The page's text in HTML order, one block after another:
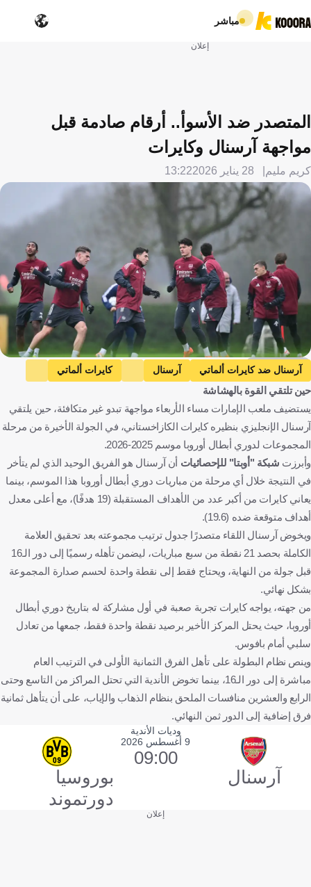
مباشر
إعلان
المتصدر ضد الأسوأ.. أرقام صادمة قبل
مواجهة آرسنال وكايرات
كريم مليم 28 يناير 2026 13:22
Getty Images
آرسنال ضد كايرات ألماتي آرسنال
كايرات ألماتي
دوري أبطال أوروبا
إنجلتراحين تلتقي القوة بالهشاشة
يستضيف ملعب الإمارات مساء الأربعاء مواجهة تبدو غير متكافئة، حين يلتقي
آرسنال الإنجليزي بنظيره كايرات الكازاخستاني، في الجولة الأخيرة من مرحلة
المجموعات لدوري أبطال أوروبا موسم 2025-2026.
وأبرزت شبكة "أوبتا" للإحصائيات أن آرسنال هو الفريق الوحيد الذي لم يتأخر
في النتيجة خلال أي مرحلة من مباريات دوري أبطال أوروبا هذا الموسم، بينما
يعاني كايرات من أكبر عدد من الأهداف المستقبلة (19 هدفًا)، مع أعلى معدل
أهداف متوقعة ضده (19.6).
ويخوض آرسنال اللقاء متصدرًا جدول ترتيب مجموعته بعد تحقيق العلامة
الكاملة بحصد 21 نقطة من سبع مباريات، ليضمن تأهله رسميًا إلى دور الـ16
قبل جولة من النهاية، ويحتاج فقط إلى نقطة واحدة لحسم صدارة المجموعة
بشكل نهائي.
من جهته، يواجه كايرات تجربة صعبة في أول مشاركة له بتاريخ دوري أبطال
أوروبا، حيث يحتل المركز الأخير برصيد نقطة واحدة فقط، جمعها من تعادل
سلبي أمام بافوس.
وينص نظام البطولة على تأهل الفرق الثمانية الأولى في الترتيب العام
مباشرة إلى دور الـ16، بينما تخوض الأندية التي تحتل المراكز من التاسع وحتى
الرابع والعشرين منافسات الملحق بنظام الذهاب والإياب، على أن يتأهل ثمانية
فرق إضافية إلى الدور ثمن النهائي.
وديات الأندية
آرسنال
9 أغسطس 2026
09:00
بوروسيا
دورتموند
إعلان